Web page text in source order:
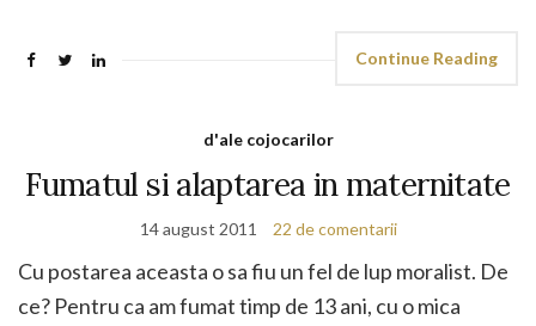
Continue Reading
d'ale cojocarilor
Fumatul si alaptarea in maternitate
14 august 2011 22 de comentarii
Cu postarea aceasta o sa fiu un fel de lup moralist. De
ce? Pentru ca am fumat timp de 13 ani, cu o mica